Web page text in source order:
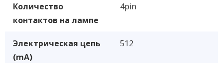
Количество
контактов на лампе
4pin
Электрическая цепь
(mA)
512